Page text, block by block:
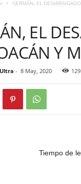
GERMÁN, EL
EL
Y
- 8 May, 2020
Tiempo de